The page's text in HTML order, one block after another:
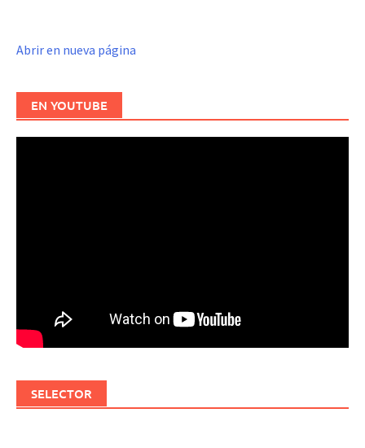
Abrir en nueva página
EN YOUTUBE
SELECTOR